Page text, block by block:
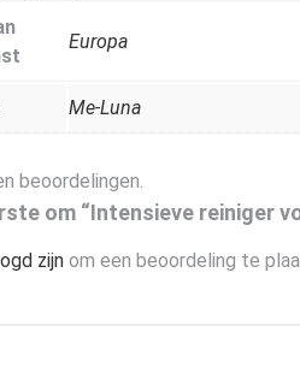
Europa
Me-Luna
beoordelingen.
om “Intensieve reiniger
zijn om een beoordeling te